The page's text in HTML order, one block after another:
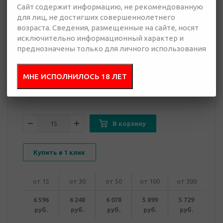
5 729 руб.
презентацию
В корзину
Купить в 1 клик
от 15 от 30 от 50 от 100 от 300
6 596
руб.
6 248
руб.
6 078
руб.
5 899
руб.
5 729
руб.
Сайт содержит информацию, не рекомендованную
для лиц, не достигших совершеннолетнего
возраста. Сведения, размещенные на сайте, носят
исключительно информационный характер и
преднозначены только для личного использования
МНЕ ИСПОЛНИЛОСЬ 18 ЛЕТ